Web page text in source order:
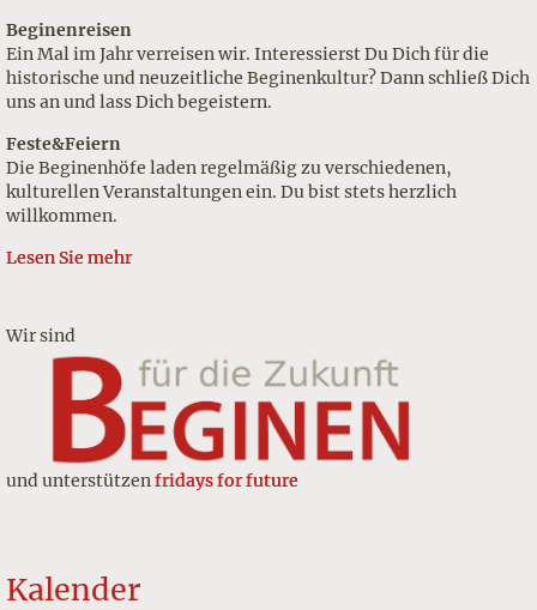
Beginenreisen
Ein Mal im Jahr verreisen wir. Interessierst Du Dich für die
historische und neuzeitliche Beginenkultur? Dann schließ Dich
uns an und lass Dich begeistern.
Feste&Feiern
Die Beginenhöfe laden regelmäßig zu verschiedenen,
kulturellen Veranstaltungen ein. Du bist stets herzlich
willkommen.
Lesen Sie mehr
Wir sind
und unterstützenfridays for future
Kalender